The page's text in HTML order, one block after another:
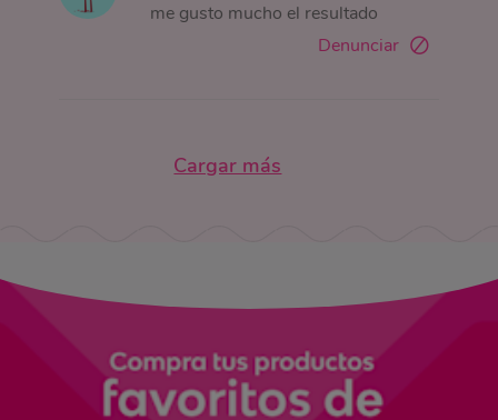
me gusto mucho el resultado
Denunciar
Cargar más